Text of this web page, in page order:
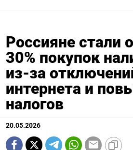
Россияне стали
30% покупок
из-за
интернета и
налогов
20.05.2026